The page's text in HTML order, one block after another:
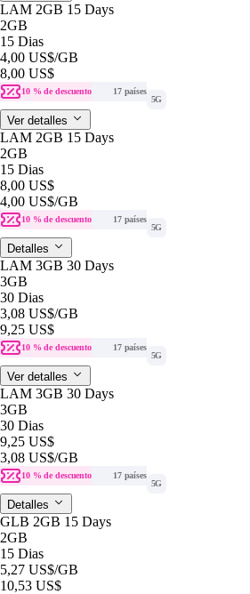
LAM 2GB 15 Days
2GB
15 Dias
4,00 US$/GB
8,00 US$
10 % de descuento
17 países
5G
Ver detalles
LAM 2GB 15 Days
2GB
15 Dias
8,00 US$
4,00 US$/GB
10 % de descuento
17 países
5G
Detalles
LAM 3GB 30 Days
3GB
30 Dias
3,08 US$/GB
9,25 US$
10 % de descuento
17 países
5G
Ver detalles
LAM 3GB 30 Days
3GB
30 Dias
9,25 US$
3,08 US$/GB
10 % de descuento
17 países
5G
Detalles
GLB 2GB 15 Days
2GB
15 Dias
5,27 US$/GB
10,53 US$